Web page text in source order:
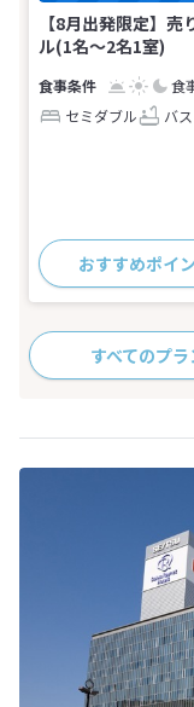
【8月出発限定】
ル(1名～2名1室)
食
セミダブル
バス
おすすめポイ
すべてのプ